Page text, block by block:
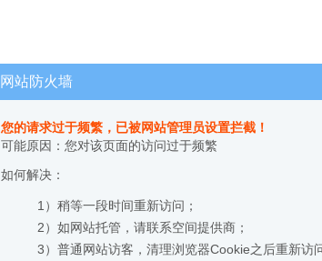
网站防火墙
您的请求过于频繁，已被网站管理员设置拦截！
可能原因：您对该页面的访问过于频繁
如何解决：
1）稍等一段时间重新访问；
2）如网站托管，请联系空间提供商；
3）普通网站访客，清理浏览器Cookie之后重新访